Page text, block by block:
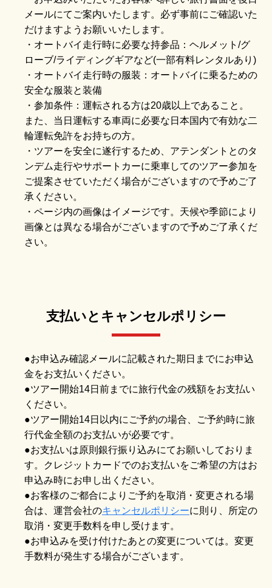
メールにてご案内いたします。必ず事前にご確認いた
だけますようお願いいたします。
・オートバイ走行時に必要な持参品：ヘルメット/グ
ローブ/ライディングギアなど(一部有料レンタルあり)
・オートバイ走行時の服装：オートバイに乗るための
安全な服装と装備
・参加条件：運転される方は20歳以上であること。
また、当日運転する車両に必要な日本国内で有効な二
輪運転免許をお持ちの方。
・ツアーを安全に遂行するため、アテンダントとのタ
ンデム走行やサポートカーに乗車してのツアー参加を
ご提案させていただく場合がございますので予めご了
承ください。
・ページ内の画像はイメージです。天候や季節により
画像とは異なる場合がございますので予めご了承くだ
さい。
支払いとキャンセルポリシー
●お申込み確認メールに記載された期日までにお申込
金をお支払いください。
●ツアー開始14日前までに旅行代金の残額をお支払い
ください。
●ツアー開始14日以内にご予約の場合、ご予約時に旅
行代金全額のお支払いが必要です。
●お支払いは原則銀行振り込みにてお願いしておりま
す。クレジットカードでのお支払いをご希望の方はお
申込み時にお申し出ください。
●お客様のご都合によりご予約を取消・変更される場
合は、運営会社のキャンセルポリシーに則り、所定の
取消・変更手数料を申し受けます。
●お申込みを受け付けたあとの変更については。変更
手数料が発生する場合がございます。